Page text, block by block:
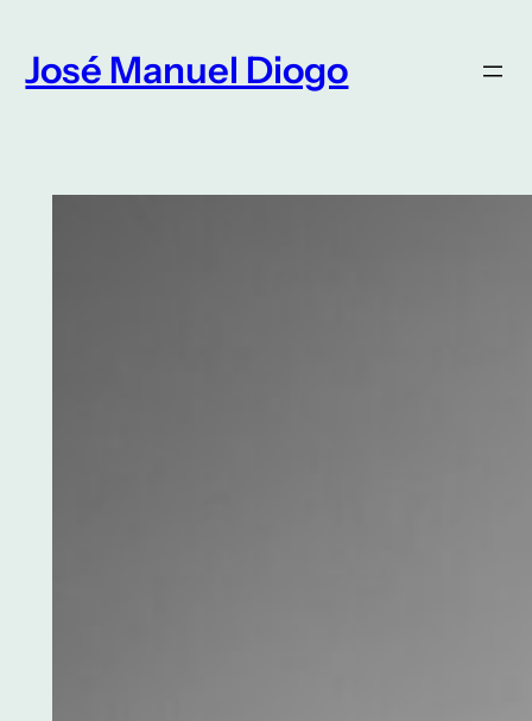
para
José Manuel Diogo